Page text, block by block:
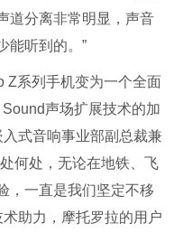
道分离非常明显，声音
能听到的。”
Z系列手机变为一个全面
声场扩展技术的加
式音响事业部副总裁兼
何处，无论在地铁、飞
，一直是我们坚定不移
助力，摩托罗拉的用户